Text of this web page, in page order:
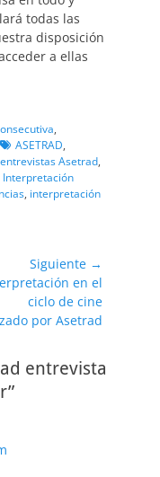
todas las
disposición
a ellas
,
Etiquetas
ASETRAD,
entrevistas Asetrad,
Interpretación
, interpretación
Siguiente →
en el
ciclo de cine
por Asetrad
entrevista